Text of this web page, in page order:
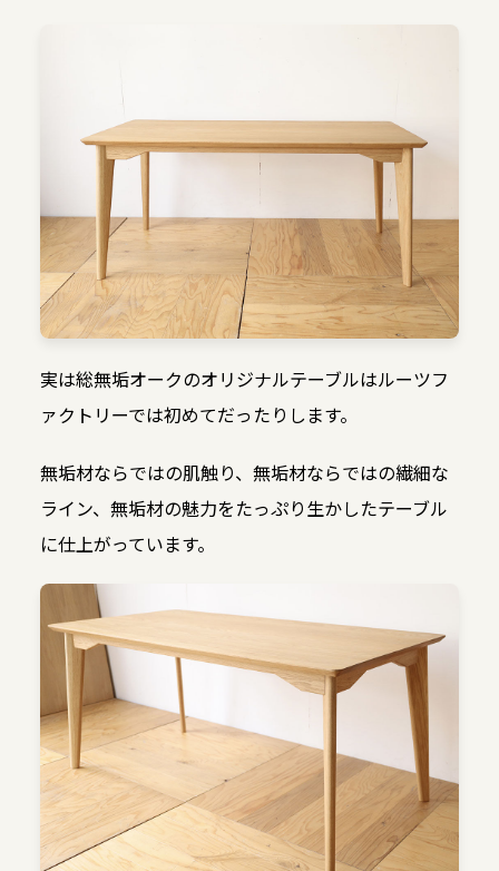
実は総無垢オークのオリジナルテーブルはルーツフ
ァクトリーでは初めてだったりします。
無垢材ならではの肌触り、無垢材ならではの繊細な
ライン、無垢材の魅力をたっぷり生かしたテーブル
に仕上がっています。